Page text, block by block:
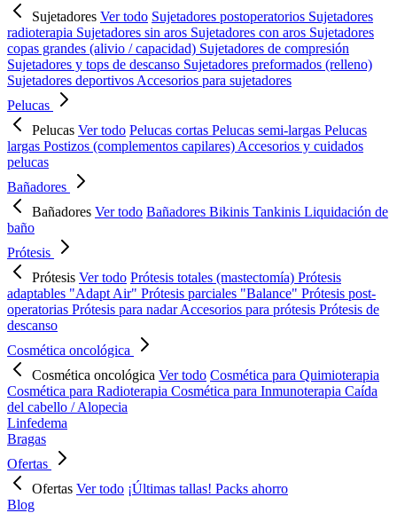
Sujetadores Ver todo Sujetadores postoperatorios Sujetadores
radioterapia Sujetadores sin aros Sujetadores con aros Sujetadores
copas grandes (alivio / capacidad) Sujetadores de compresión
Sujetadores y tops de descanso Sujetadores preformados (relleno)
Sujetadores deportivos Accesorios para sujetadores
Pelucas
Pelucas Ver todo Pelucas cortas Pelucas semi-largas Pelucas
largas Postizos (complementos capilares) Accesorios y cuidados
pelucas
Bañadores
Bañadores Ver todo Bañadores Bikinis Tankinis Liquidación de
baño
Prótesis
Prótesis Ver todo Prótesis totales (mastectomía) Prótesis
adaptables "Adapt Air" Prótesis parciales "Balance" Prótesis post-
operatorias Prótesis para nadarAccesorios para prótesis Prótesis de
descanso
Cosmética oncológica
Cosmética oncológica Ver todo Cosmética para Quimioterapia
Cosmética para Radioterapia Cosmética para Inmunoterapia Caída
del cabello / Alopecia
Linfedema
Bragas
Ofertas
Ofertas Ver todo ¡Últimas tallas! Packs ahorro
Blog